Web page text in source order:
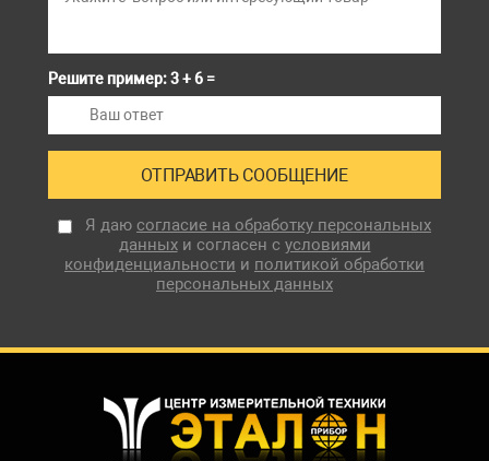
Решите пример: 3 + 6 =
Я даю согласие на обработку персональных
данныхи согласен с условиями
конфиденциальности и политикой обработки
персональных данных